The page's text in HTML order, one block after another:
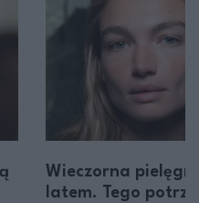
Wieczorna
latem. Tego